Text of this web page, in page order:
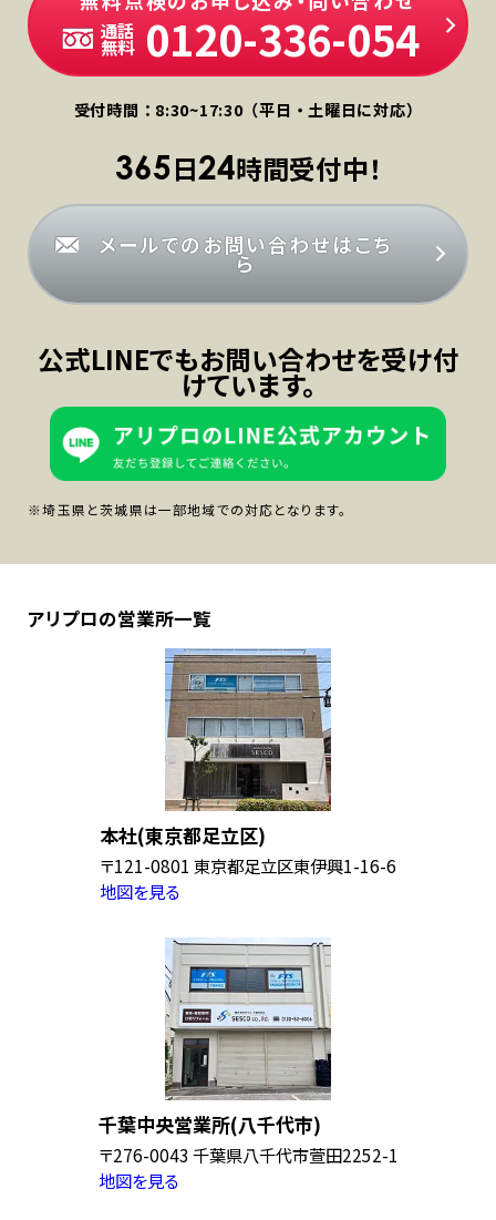
通話
無料 0120-336-054
受付時間：8:30~17:30（平日・土曜日に対応）
365日24時間受付中！
メールでのお問い合わせはこち
ら
公式LINEでもお問い合わせを受け付
けています。
※埼玉県と茨城県は一部地域での対応となります。
アリプロの営業所一覧
本社(東京都足立区)
〒121-0801 東京都足立区東伊興1-16-6
地図を見る
千葉中央営業所(八千代市)
〒276-0043 千葉県八千代市萱田2252-1
地図を見る